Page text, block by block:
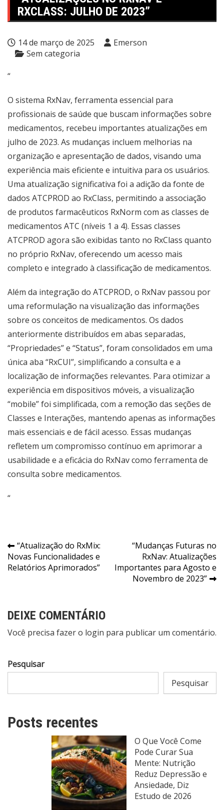
RXCLASS: JULHO DE 2023”
14 de março de 2025
Emerson
Sem categoria
“
O sistema RxNav, ferramenta essencial para
profissionais de saúde que buscam informações sobre
medicamentos, recebeu importantes atualizações em
julho de 2023. As mudanças incluem melhorias na
organização e apresentação de dados, visando uma
experiência mais eficiente e intuitiva para os usuários.
Uma atualização significativa foi a adição da fonte de
dados ATCPROD ao RxClass, permitindo a associação
de produtos farmacêuticos RxNorm com as classes de
medicamentos ATC (níveis 1 a 4). Essas classes
ATCPROD agora são exibidas tanto no RxClass quanto
no próprio RxNav, oferecendo um acesso mais
completo e integrado à classificação de medicamentos.
Além da integração do ATCPROD, o RxNav passou por
uma reformulação na visualização das informações
sobre os conceitos de medicamentos. Os dados
anteriormente distribuídos em abas separadas,
“Propriedades” e “Status”, foram consolidados em uma
única aba “RxCUI”, simplificando a consulta e a
localização de informações relevantes. Para otimizar a
experiência em dispositivos móveis, a visualização
“mobile” foi simplificada, com a remoção das seções de
Classes e Interações, mantendo apenas as informações
mais essenciais e de fácil acesso. Essas mudanças
refletem um compromisso contínuo em aprimorar a
usabilidade e a eficácia do RxNav como ferramenta de
consulta sobre medicamentos.
“
Navegação
de
“Atualização do RxMix:
Novas Funcionalidades e
Relatórios Aprimorados”
“Mudanças Futuras no
RxNav: Atualizações
Importantes para Agosto e
Novembro de 2023”
DEIXE COMENTÁRIO
Você precisa fazer o login para publicar um comentário.
Pesquisar
Pesquisar
Posts recentes
O Que Você Come
Pode Curar Sua
Mente: Nutrição
Reduz Depressão e
Ansiedade, Diz
Estudo de 2026